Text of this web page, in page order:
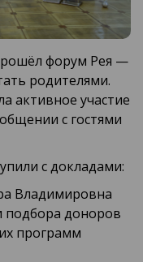
форум Рея —
родителями.
активное участие
с гостями
с докладами:
Владимировна
подбора доноров
программ